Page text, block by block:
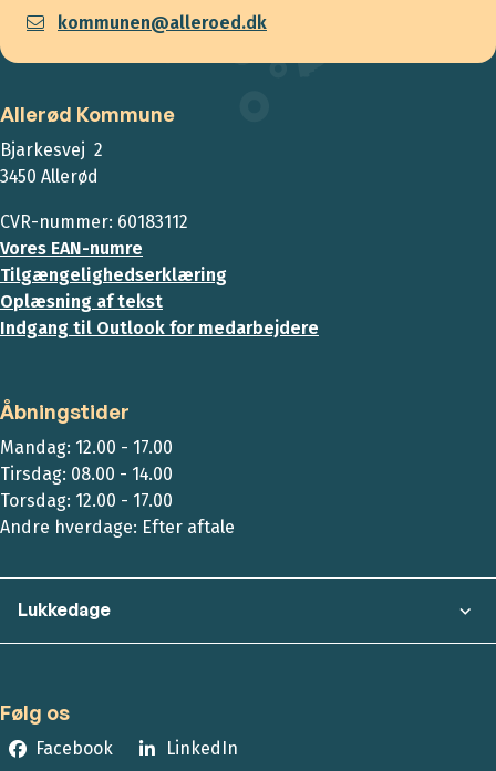
kommunen@alleroed.dk
Allerød Kommune
Bjarkesvej 2
3450 Allerød
CVR-nummer: 60183112
Vores EAN-numre
Tilgængelighedserklæring
Oplæsning af tekst
Indgang til Outlook for medarbejdere
Åbningstider
Mandag: 12.00 - 17.00
Tirsdag: 08.00 - 14.00
Torsdag: 12.00 - 17.00
Andre hverdage: Efter aftale
Lukkedage
Følg os
Facebook LinkedIn